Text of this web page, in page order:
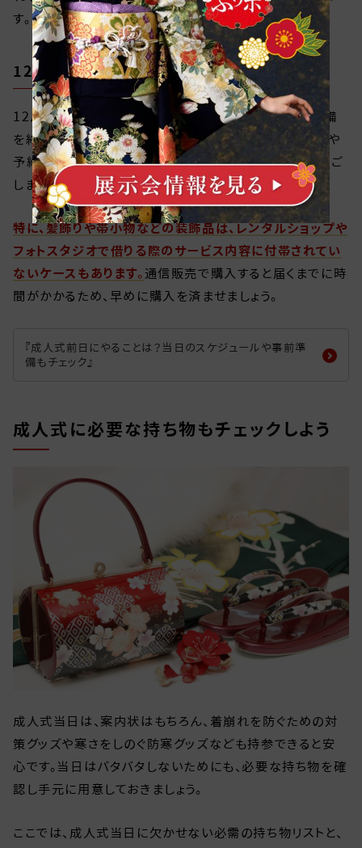
す。
12月~1月：当日に向けて準備の最終確認を！
12月~1月は、成人式目前の大切な時期です。全ての準備
を終えて、最終チェックの段階に入ります。当日の持ち物や
予約の再確認、必要な衣装を手元に揃えるなどをして過ご
しましょう。
特に、髪飾りや帯小物などの装飾品は、レンタルショップや
フォトスタジオで借りる際のサービス内容に付帯されてい
ないケースもあります。 通信販売で購入すると届くまでに時
間がかかるため、早めに購入を済ませましょう。
『成人式前日にやることは？当日のスケジュールや事前準
備もチェック』
成人式に必要な持ち物もチェックしよう
成人式当日は、案内状はもちろん、着崩れを防ぐための対
策グッズや寒さをしのぐ防寒グッズなども持参できると安
心です。当日はバタバタしないためにも、必要な持ち物を確
認し手元に用意しておきましょう。
ここでは、成人式当日に欠かせない必需の持ち物リストと、